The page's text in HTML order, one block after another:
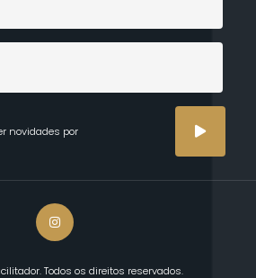
novidades por
Todos os direitos reservados.